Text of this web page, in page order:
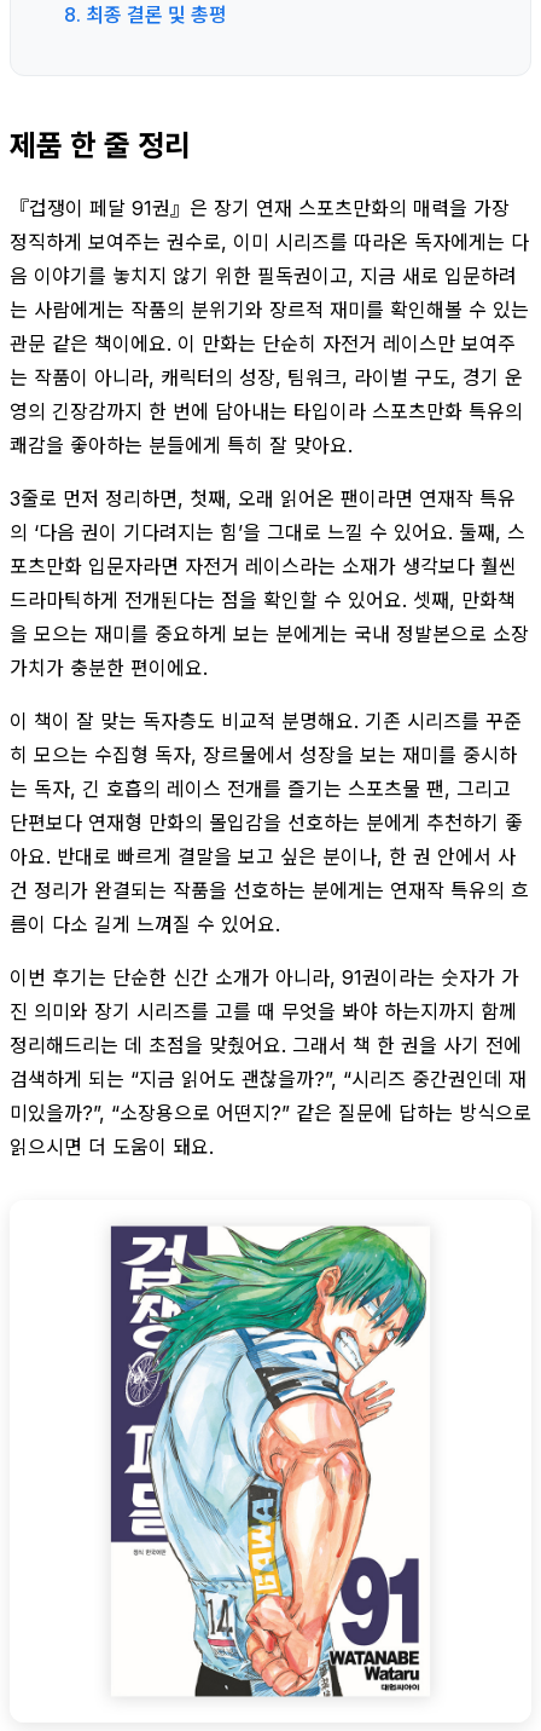
8. 최종 결론 및 총평
제품 한 줄 정리
『겁쟁이 페달 91권』은 장기 연재 스포츠만화의 매력을 가장
정직하게 보여주는 권수로, 이미 시리즈를 따라온 독자에게는 다
음 이야기를 놓치지 않기 위한 필독권이고, 지금 새로 입문하려
는 사람에게는 작품의 분위기와 장르적 재미를 확인해볼 수 있는
관문 같은 책이에요. 이 만화는 단순히 자전거 레이스만 보여주
는 작품이 아니라, 캐릭터의 성장, 팀워크, 라이벌 구도, 경기 운
영의 긴장감까지 한 번에 담아내는 타입이라 스포츠만화 특유의
쾌감을 좋아하는 분들에게 특히 잘 맞아요.
3줄로 먼저 정리하면, 첫째, 오래 읽어온 팬이라면 연재작 특유
의 ‘다음 권이 기다려지는 힘’을 그대로 느낄 수 있어요. 둘째, 스
포츠만화 입문자라면 자전거 레이스라는 소재가 생각보다 훨씬
드라마틱하게 전개된다는 점을 확인할 수 있어요. 셋째, 만화책
을 모으는 재미를 중요하게 보는 분에게는 국내 정발본으로 소장
가치가 충분한 편이에요.
이 책이 잘 맞는 독자층도 비교적 분명해요. 기존 시리즈를 꾸준
히 모으는 수집형 독자, 장르물에서 성장을 보는 재미를 중시하
는 독자, 긴 호흡의 레이스 전개를 즐기는 스포츠물 팬, 그리고
단편보다 연재형 만화의 몰입감을 선호하는 분에게 추천하기 좋
아요. 반대로 빠르게 결말을 보고 싶은 분이나, 한 권 안에서 사
건 정리가 완결되는 작품을 선호하는 분에게는 연재작 특유의 흐
름이 다소 길게 느껴질 수 있어요.
이번 후기는 단순한 신간 소개가 아니라, 91권이라는 숫자가 가
진 의미와 장기 시리즈를 고를 때 무엇을 봐야 하는지까지 함께
정리해드리는 데 초점을 맞췄어요. 그래서 책 한 권을 사기 전에
검색하게 되는 “지금 읽어도 괜찮을까?”, “시리즈 중간권인데 재
미있을까?”, “소장용으로 어떤지?” 같은 질문에 답하는 방식으로
읽으시면 더 도움이 돼요.